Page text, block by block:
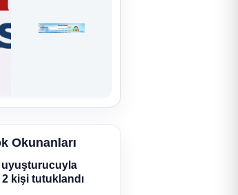
Okunanları
uyuşturucuyla
kişi tutuklandı